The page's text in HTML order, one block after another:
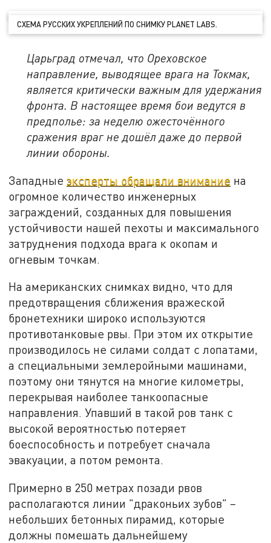
СХЕМА РУССКИХ УКРЕПЛЕНИЙ ПО СНИМКУ PLANET LABS.
Царьград отмечал, что Ореховское
направление, выводящее врага на Токмак,
является критически важным для удержания
фронта. В настоящее время бои ведутся в
предполье: за неделю ожесточённого
сражения враг не дошёл даже до первой
линии обороны.
Западныеэксперты обращали внимание на
огромное количество инженерных
заграждений, созданных для повышения
устойчивости нашей пехоты и максимального
затруднения подхода врага к окопам и
огневым точкам.
На американских снимках видно, что для
предотвращения сближения вражеской
бронетехники широко используются
противотанковые рвы. При этом их открытие
производилось не силами солдат с лопатами,
а специальными землеройными машинами,
поэтому они тянутся на многие километры,
перекрывая наиболее танкоопасные
направления. Упавший в такой ров танк с
высокой вероятностью потеряет
боеспособность и потребует сначала
эвакуации, а потом ремонта.
Примерно в 250 метрах позади рвов
располагаются линии "драконьих зубов" –
небольших бетонных пирамид, которые
должны помешать дальнейшему